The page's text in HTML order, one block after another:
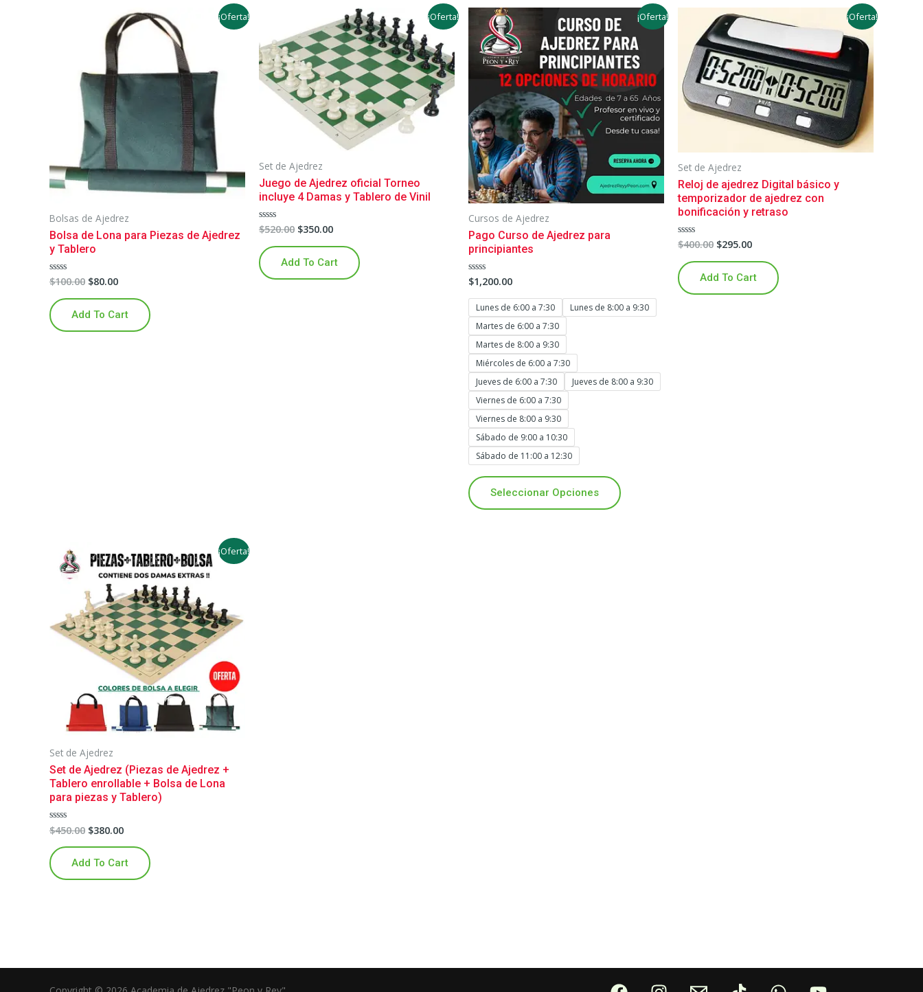
¡Oferta!
Bolsas de Ajedrez
Bolsa de Lona para Piezas de Ajedrez
y Tablero
Rated
0
out
of
5
$100.00 $80.00
Add To Cart
¡Oferta!
Set de Ajedrez
Juego de Ajedrez oficial Torneo
incluye 4 Damas y Tablero de Vinil
Rated
0
out
of
5
$520.00 $350.00
Add To Cart
¡Oferta!
Cursos de Ajedrez
Pago Curso de Ajedrez para
principiantes
Rated
0
out
5
$1,200.00
Lunes de 6:00 a 7:30
Lunes de 8:00 a 9:30
Martes de 6:00 a 7:30
Martes de 8:00 a 9:30
Miércoles de 6:00 a 7:30
Jueves de 6:00 a 7:30
Jueves de 8:00 a 9:30
Viernes de 6:00 a 7:30
Viernes de 8:00 a 9:30
Sábado de 9:00 a 10:30
Sábado de 11:00 a 12:30
Seleccionar Opciones
¡Oferta!
Set de Ajedrez
Reloj de ajedrez Digital básico y
temporizador de ajedrez con
bonificación y retraso
Rated
0
out
of
5
$400.00 $295.00
Add To Cart
¡Oferta!
Set de Ajedrez
Set de Ajedrez (Piezas de Ajedrez +
Tablero enrollable + Bolsa de Lona
para piezas y Tablero)
Rated
0
out
of
5
$450.00 $380.00
Add To Cart